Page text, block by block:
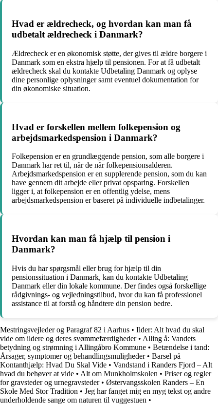
Hvad er ældrecheck, og hvordan kan man få
udbetalt ældrecheck i Danmark?
Ældrecheck er en økonomisk støtte, der gives til ældre borgere i
Danmark som en ekstra hjælp til pensionen. For at få udbetalt
ældrecheck skal du kontakte Udbetaling Danmark og oplyse
dine personlige oplysninger samt eventuel dokumentation for
din økonomiske situation.
Hvad er forskellen mellem folkepension og
arbejdsmarkedspension i Danmark?
Folkepension er en grundlæggende pension, som alle borgere i
Danmark har ret til, når de når folkepensionsalderen.
Arbejdsmarkedspension er en supplerende pension, som du kan
have gennem dit arbejde eller privat opsparing. Forskellen
ligger i, at folkepension er en offentlig ydelse, mens
arbejdsmarkedspension er baseret på individuelle indbetalinger.
Hvordan kan man få hjælp til pension i
Danmark?
Hvis du har spørgsmål eller brug for hjælp til din
pensionssituation i Danmark, kan du kontakte Udbetaling
Danmark eller din lokale kommune. Der findes også forskellige
rådgivnings- og vejledningstilbud, hvor du kan få professionel
assistance til at forstå og håndtere din pension bedre.
Mestringsvejleder og Paragraf 82 i Aarhus • Ilder: Alt hvad du skal
vide om ildere og deres svømmefærdigheder• Alling å: Vandets
betydning og strømning i Allingåbro Kommune • Betændelse i tand:
Årsager, symptomer og behandlingsmuligheder• Barsel på
Kontanthjælp: Hvad Du Skal Vide • Vandstand i Randers Fjord – Alt
hvad du behøver at vide • Alt om Munkholmskolen • Priser og regler
for gravsteder og urnegravsteder• Østervangsskolen Randers – En
Skole Med Stor Tradition • Jeg har fanget mig en myg tekst og andre
underholdende sange om naturen til vuggestuen •